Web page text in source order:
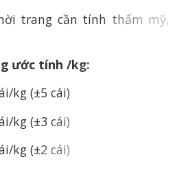
trang cần tính thẩm mỹ,
ước tính /kg:
kg (±5 cái)
kg (±3 cái)
kg (±2 cái)